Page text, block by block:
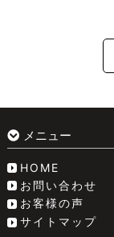
メニュー
HOME
お問い合わせ
お客様の声
サイトマップ